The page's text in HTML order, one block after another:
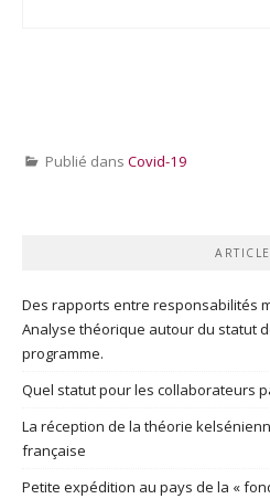
Publié dans Covid-19
Des rapports entre responsabilités
Analyse théorique autour du statut
programme.
Quel statut pour les collaborateurs
La réception de la théorie
française
Petite expédition au pays de la «